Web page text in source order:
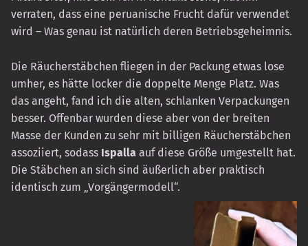
verraten, dass eine peruanische Frucht dafür verwendet
wird – Was genau ist natürlich deren Betriebsgeheimnis.
Die Räucherstäbchen fliegen in der Packung etwas lose
umher, es hätte locker die doppelte Menge Platz. Was
das angeht, fand ich die alten, schlanken Verpackungen
besser. Offenbar wurden diese aber von der breiten
Masse der Kunden zu sehr mit billigen Räucherstäbchen
assoziiert, sodass Ispalla auf diese Größe umgestellt hat.
Die Stäbchen an sich sind äußerlich aber praktisch
identisch zum „Vorgängermodell“.